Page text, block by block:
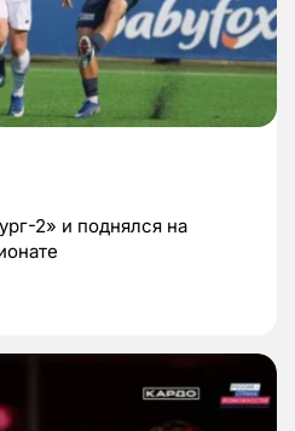
2» и поднялся на